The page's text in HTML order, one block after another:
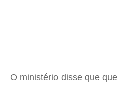
O ministério disse que